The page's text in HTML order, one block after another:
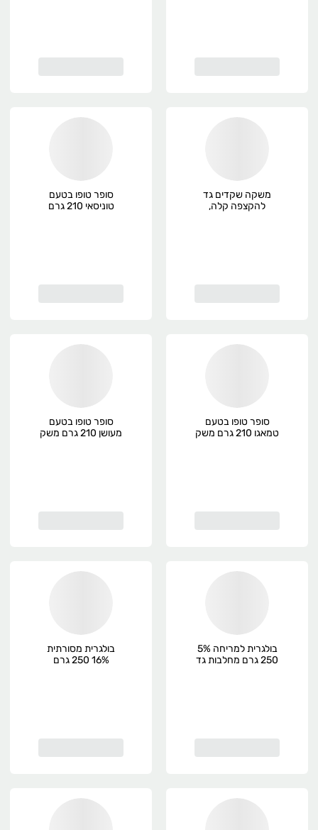
משקה שקדים גד
להקצפה קלה,
סופר טופו בטעם
טוניסאי 210 גרם
סופר טופו בטעם
טמאגו 210 גרם משק
סופר טופו בטעם
מעושן 210 גרם משק
בולגרית למריחה 5%
250 גרם מחלבות גד
בולגרית מסורתית
16% 250 גרם